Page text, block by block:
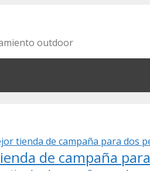
outdoor
de campaña